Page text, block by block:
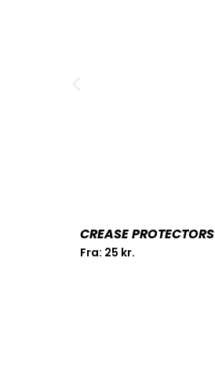
CREASE PROTECTORS
Fra: 25 kr.